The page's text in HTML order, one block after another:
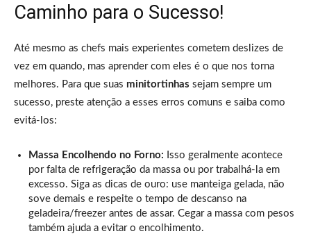
Caminho para o Sucesso!
Até mesmo as chefs mais experientes cometem deslizes de
vez em quando, mas aprender com eles é o que nos torna
melhores. Para que suas minitortinhas sejam sempre um
sucesso, preste atenção a esses erros comuns e saiba como
evitá-los:
Massa Encolhendo no Forno: Isso geralmente acontece
por falta de refrigeração da massa ou por trabalhá-la em
excesso. Siga as dicas de ouro: use manteiga gelada, não
sove demais e respeite o tempo de descanso na
geladeira/freezer antes de assar. Cegar a massa com pesos
também ajuda a evitar o encolhimento.